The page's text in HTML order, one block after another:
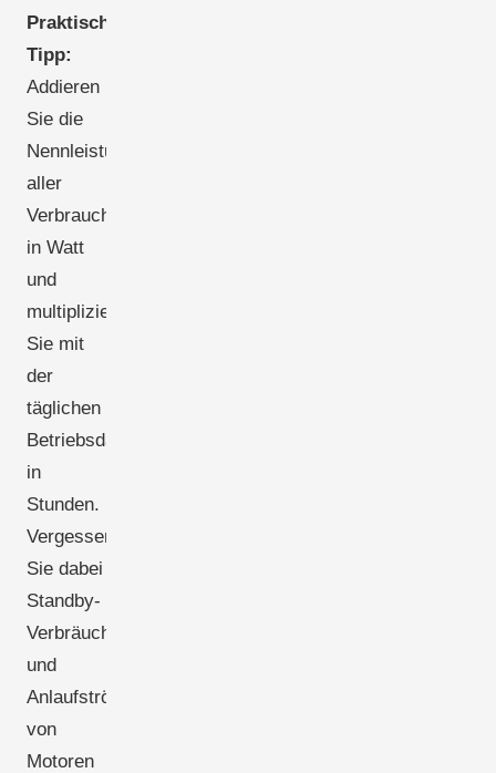
Praktischer
Tipp:
Addieren
Sie die
Nennleistung
aller
Verbraucher
in Watt
und
multiplizieren
Sie mit
der
täglichen
Betriebsdauer
in
Stunden.
Vergessen
Sie dabei
Standby-
Verbräuche
und
Anlaufströme
von
Motoren